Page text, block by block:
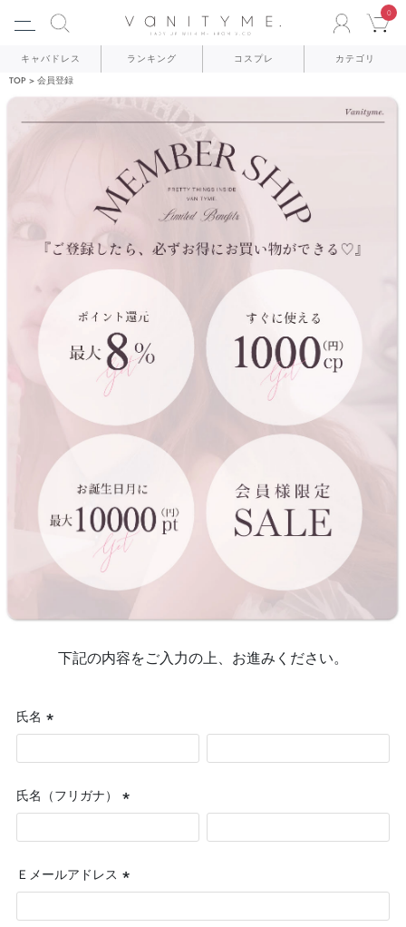
0
キャバドレス ランキング コスプレ カテゴリ
TOP 会員登録
下記の内容をご入力の上、お進みください。
氏名
(必
須)
氏名（フリガナ）
(必
須)
Ｅメールアドレス
(必
須)